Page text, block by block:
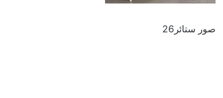
صور ستائر26